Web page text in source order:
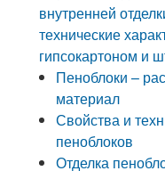
внутренней
технические
гипсокартоном и
Пеноблоки –
материал
Свойства и
пеноблоков
Отделка